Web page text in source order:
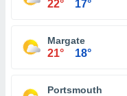
22° 17°
Margate
21° 18°
Portsmouth